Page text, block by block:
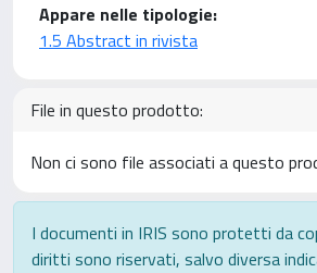
Appare nelle tipologie:
1.5 Abstract in rivista
File in questo prodotto:
Non ci sono file associati a questo
I documenti in IRIS sono protetti da
diritti sono riservati, salvo diversa